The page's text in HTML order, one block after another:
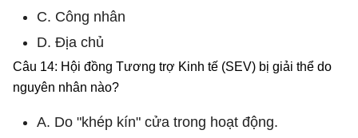
C. Công nhân
D. Địa chủ
Câu 14: Hội đồng Tương trợ Kinh tế (SEV) bị giải thể do
nguyên nhân nào?
A. Do "khép kín" cửa trong hoạt động.